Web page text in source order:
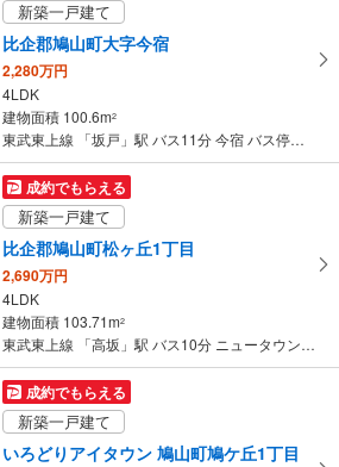
新築一戸建て
比企郡鳩山町大字今宿
2,280万円
4LDK
建物面積 100.6m2
東武東上線 「坂戸」駅 バス11分 今宿 バス停下車 徒歩3分
成約でもらえる
新築一戸建て
比企郡鳩山町松ヶ丘1丁目
2,690万円
4LDK
建物面積 103.71m2
東武東上線 「高坂」駅 バス10分 ニュータウン中央 バス停下車 徒歩3分
成約でもらえる
新築一戸建て
いろどりアイタウン 鳩山町鳩ケ丘1丁目